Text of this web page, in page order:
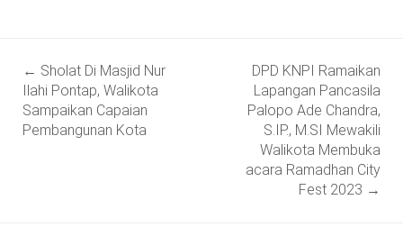
navigation
← Sholat Di Masjid Nur
Ilahi Pontap, Walikota
Sampaikan Capaian
Pembangunan Kota
DPD KNPI Ramaikan
Lapangan Pancasila
Palopo Ade Chandra,
S.IP., M.SI Mewakili
Walikota Membuka
acara Ramadhan City
Fest 2023 →